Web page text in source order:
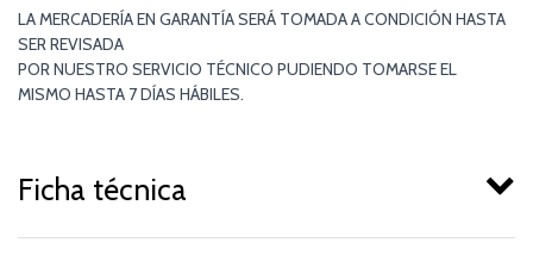
LA MERCADERÍA EN GARANTÍA SERÁ TOMADA A CONDICIÓN HASTA
SER REVISADA
POR NUESTRO SERVICIO TÉCNICO PUDIENDO TOMARSE EL
MISMO HASTA 7 DÍAS HÁBILES.
Ficha técnica